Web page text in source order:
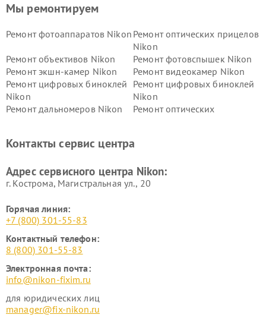
Мы ремонтируем
Ремонт фотоаппаратов Nikon Ремонт оптических прицелов
Nikon
Ремонт объективов Nikon
Ремонт фотовспышек Nikon
Ремонт экшн-камер Nikon
Ремонт видеокамер Nikon
Ремонт цифровых биноклей
Nikon
Ремонт цифровых биноклей
Nikon
Ремонт дальномеров Nikon
Ремонт оптических
Контакты сервис центра
Адрес сервисного центра Nikon:
г. Кострома, Магистральная ул., 20
Горячая линия:
+7 (800) 301-55-83
Контактный телефон:
8 (800) 301-55-83
Электронная почта:
info@nikon-fixim.ru
для юридических лиц
manager@fix-nikon.ru